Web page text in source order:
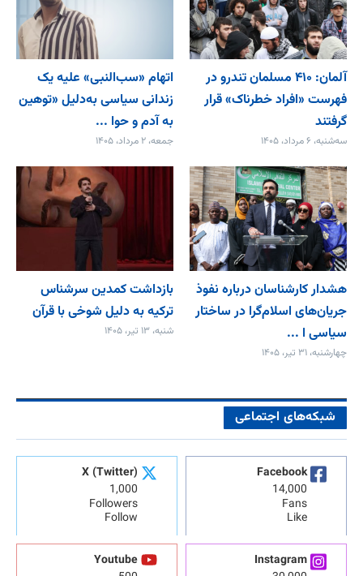
آلمان: ۴۱۰ مسلمان تندرو در
فهرست «افراد خطرناک» قرار
گرفتند
سه‌شنبه، ۶ مرداد، ۱۴۰۵
اتهام «سب‌النبی» علیه یک
زندانی سیاسی به‌دلیل «توهین
به آدم و حوا ...
جمعه، ۲ مرداد، ۱۴۰۵
هشدار کارشناسان درباره نفوذ
جریان‌های اسلام‌گرا در ساختار
سیاسی ا ...
چهارشنبه، ۳۱ تیر، ۱۴۰۵
بازداشت کمدین سرشناس
ترکیه به دلیل شوخی با قرآن
شنبه، ۱۳ تیر، ۱۴۰۵
شبکه‌های اجتماعی
Facebook
14,000
Fans
Like
X (Twitter)
1,000
Followers
Follow
Instagram
Youtube